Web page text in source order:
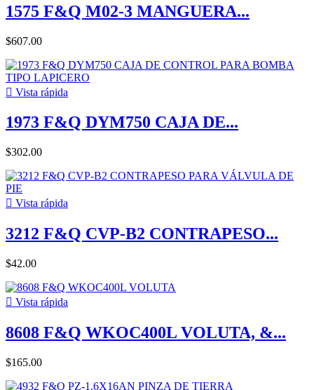
1575 F&Q M02-3 MANGUERA...
$607.00
 Vista rápida
1973 F&Q DYM750 CAJA DE...
$302.00
 Vista rápida
3212 F&Q CVP-B2 CONTRAPESO...
$42.00
 Vista rápida
8608 F&Q WKOC400L VOLUTA, &...
$165.00